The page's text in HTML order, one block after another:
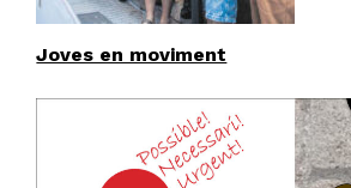
Joves en moviment